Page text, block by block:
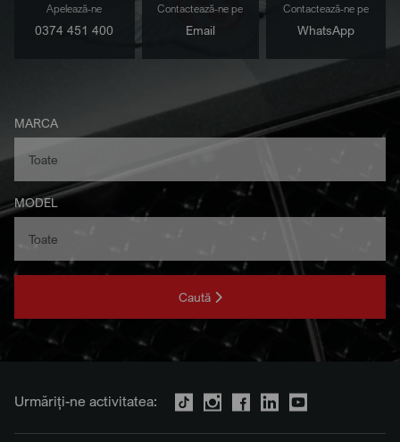
Apelează-ne
0374 451 400
Contactează-ne pe
Email
Contactează-ne pe
WhatsApp
MARCA
MODEL
Caută
Urmăriți-ne activitatea: